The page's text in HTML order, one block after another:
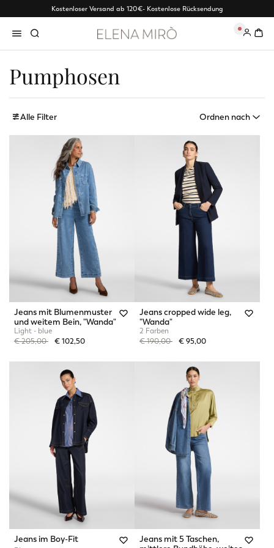
Kostenloser Versand ab 120€- Kostenlose Rücksendung
0
Pumphosen
Alle Filter Ordnen nach
Jeans mit Blumenmuster
und weitem Bein, "Wanda"
Light - blue
Price reduced from
€ 205,00to€ 102,50
Jeans cropped wide leg,
"Wanda"
2 Farben
Price reduced from
€ 190,00to€ 95,00
Jeans im Boy-Fit
Jeans mit 5 Taschen,